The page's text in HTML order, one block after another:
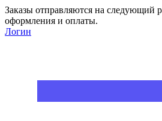
Заказы отправляются на следующий
оформления и оплаты.
Логин